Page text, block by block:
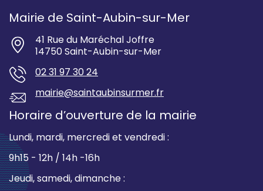
Mairie de Saint-Aubin-sur-Mer
41 Rue du Maréchal Joffre
14750 Saint-Aubin-sur-Mer
02 31 97 30 24
mairie@saintaubinsurmer.fr
Horaire d’ouverture de la mairie
Lundi, mardi, mercredi et vendredi :
9h15 - 12h / 14h -16h
Jeudi, samedi, dimanche :